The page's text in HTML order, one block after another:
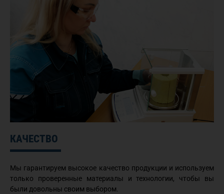
КАЧЕСТВО
Мы гарантируем высокое качество продукции и используем
только проверенные материалы и технологии, чтобы вы
были довольны своим выбором.